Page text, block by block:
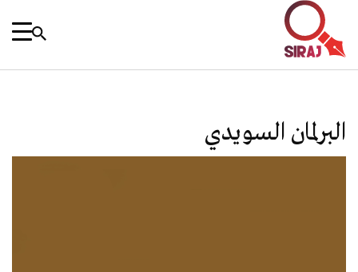
البرلمان السويدي